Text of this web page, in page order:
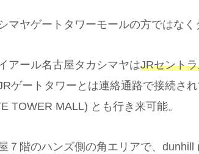
マヤゲートタワーモールの方ではなく
アール名古屋タカシマヤはJRセント
ゲートタワーとは連絡通路で接続さ
TOWER MALL) とも行き来可能。
７階のハンズ側の角エリアで、